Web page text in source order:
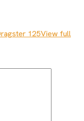
125View full